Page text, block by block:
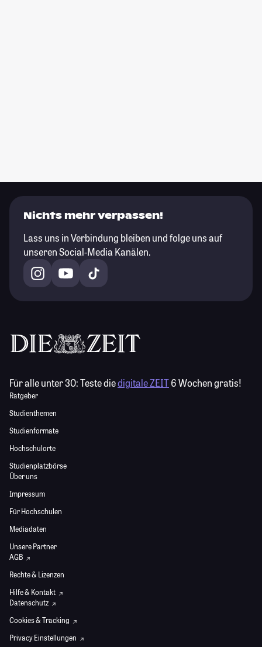
Nichts mehr verpassen!
Lass uns in Verbindung bleiben und folge uns auf
unseren Social-Media Kanälen.
Für alle unter 30:Teste diedigitale ZEIT6 Wochen gratis!
Ratgeber
Studienthemen
Studienformate
Hochschulorte
Studienplatzbörse
Über uns
Impressum
Für Hochschulen
Mediadaten
Unsere Partner
AGB
Rechte & Lizenzen
Hilfe & Kontakt
Datenschutz
Cookies & Tracking
Privacy Einstellungen